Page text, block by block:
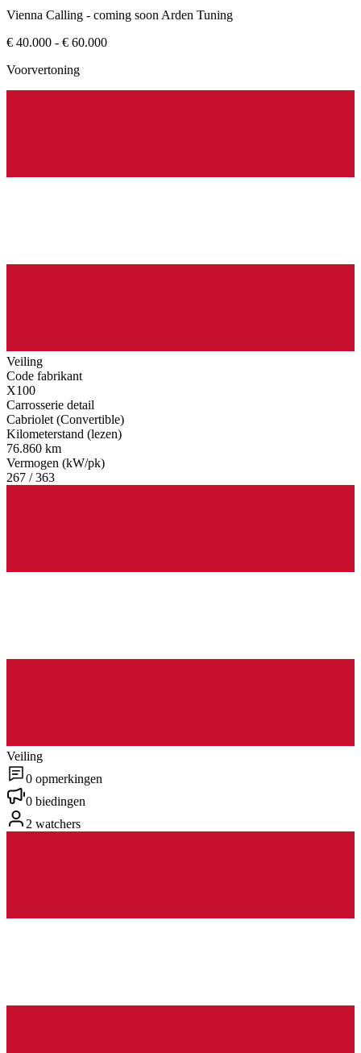
Vienna Calling - coming soon Arden Tuning
€ 40.000 - € 60.000
Voorvertoning
Veiling
Code fabrikant
X100
Carrosserie detail
Cabriolet (Convertible)
Kilometerstand (lezen)
76.860 km
Vermogen (kW/pk)
267 / 363
Veiling
0 opmerkingen
0 biedingen
2 watchers